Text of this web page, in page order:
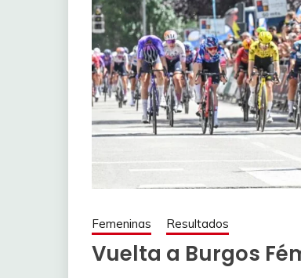
Femeninas Resultados
Vuelta a Burgos